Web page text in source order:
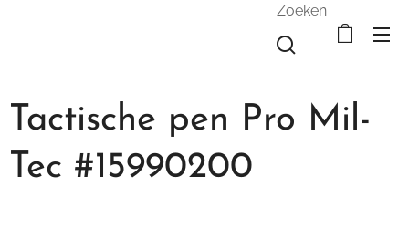
Zoeken
Tactische pen Pro Mil-
Tec #15990200